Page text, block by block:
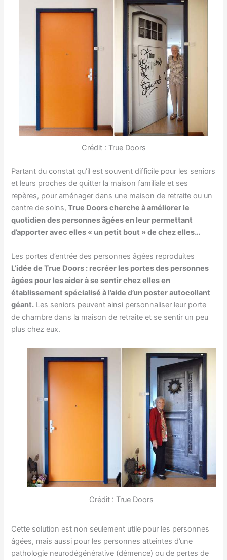
Crédit : True Doors
Partant du constat qu’il est souvent difficile pour les seniors
et leurs proches de quitter la maison familiale et ses
repères, pour aménager dans une maison de retraite ou un
centre de soins, True Doors cherche à améliorer le
quotidien des personnes âgées en leur permettant
d’apporter avec elles « un petit bout » de chez elles…
Les portes d’entrée des personnes âgées reproduites
L’idée de True Doors : recréer les portes des personnes
âgées pour les aider à se sentir chez elles en
établissement spécialisé à l’aide d’un poster autocollant
géant. Les seniors peuvent ainsi personnaliser leur porte
de chambre dans la maison de retraite et se sentir un peu
plus chez eux.
Crédit : True Doors
Cette solution est non seulement utile pour les personnes
âgées, mais aussi pour les personnes atteintes d’une
pathologie neurodégénérative (démence) ou de pertes de